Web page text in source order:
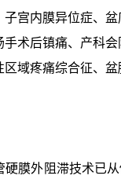
宫内膜异位症、盆
术后镇痛、产科会
域疼痛综合征、盆
膜外阻滞技术已